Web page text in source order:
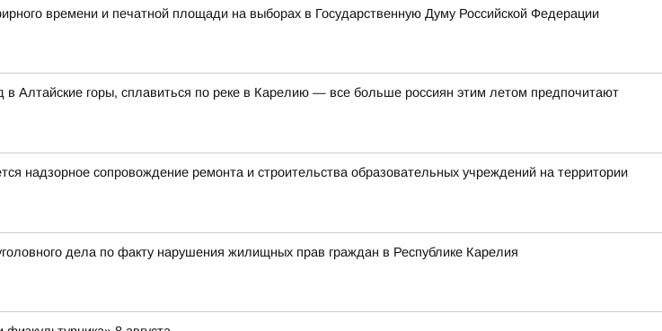
времени и печатной площади на выборах в Государственную Думу Российской Федерации
в Алтайские горы, сплавиться по реке в Карелию — все больше россиян этим летом предпочитают
надзорное сопровождение ремонта и строительства образовательных учреждений на территории
дела по факту нарушения жилищных прав граждан в Республике Карелия